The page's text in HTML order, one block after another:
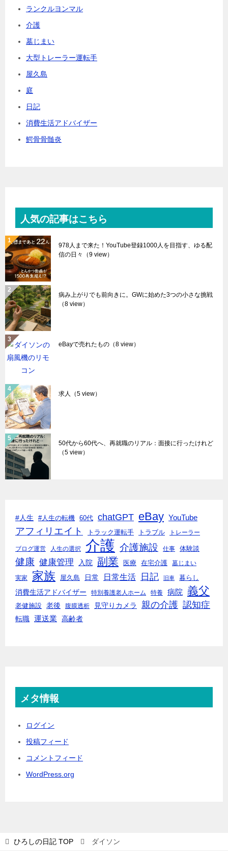
ランクルヨンマル
介護
墓じまい
大型トレーラー運転手
屋久島
庭
日記
消費生活アドバイザー
鰐骨骨髄炎
人気の記事はこちら
978人まで来た！YouTube登録1000人を目指す、ゆる配
信の日々
（9 view）
病み上がりでも前向きに。GWに始めた3つの小さな挑戦
（8 view）
eBayで売れたもの （8 view）
求人 （5 view）
50代から60代へ、再就職のリアル：面接に行ったけれど
（5 view）
#人生 #人生の転機 60代 chatGPT eBay YouTube
アフィリエイト トラック運転手 トラブル トレーラー
ブログ運営 人生の選択 介護 介護施設 仕事 体験談
健康 健康管理 入院 副業 医療 在宅介護 墓じまい
実家 家族 屋久島 日常 日常生活 日記 旧車 暮らし
消費生活アドバイザー 特別養護老人ホーム 特養 病院 義父
老健施設 老後 腹膜透析 見守りカメラ 親の介護 認知症
転職 運送業 高齢者
メタ情報
ログイン
投稿フィード
コメントフィード
WordPress.org
ひろしの日記 TOP ダイソン